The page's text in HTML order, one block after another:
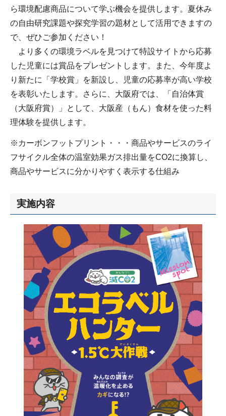
ら環境配慮商品について学ぶ機会を提供します。夏休み
の自由研究課題や探究学習の題材として活用できますの
で、ぜひご参加ください！
より多くの環境ラベルを見つけて特設サイトから応募
した児童には賞品をプレゼントします。また、今年度よ
り新たに「学校賞」を新設し、児童の応募率が高い学校
を表彰いたします。さらに、大阪府では、「自治体賞
（大阪府賞）」として、大阪産（もん）食材を使った料
理体験を提供します。
※カーボンフットプリント・・・商品やサービスのライ
フサイクル全体の温室効果ガス排出量をCO2に換算し、
商品やサービスに分かりやすく表示する仕組み
実施内容